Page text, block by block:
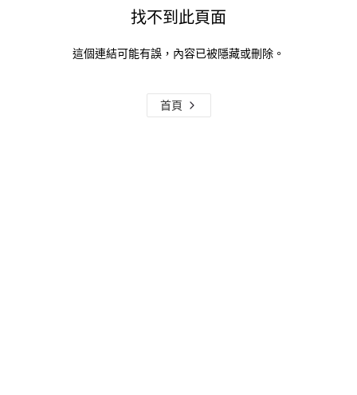
找不到此頁面
這個連結可能有誤，內容已被隱藏或刪除。
首頁